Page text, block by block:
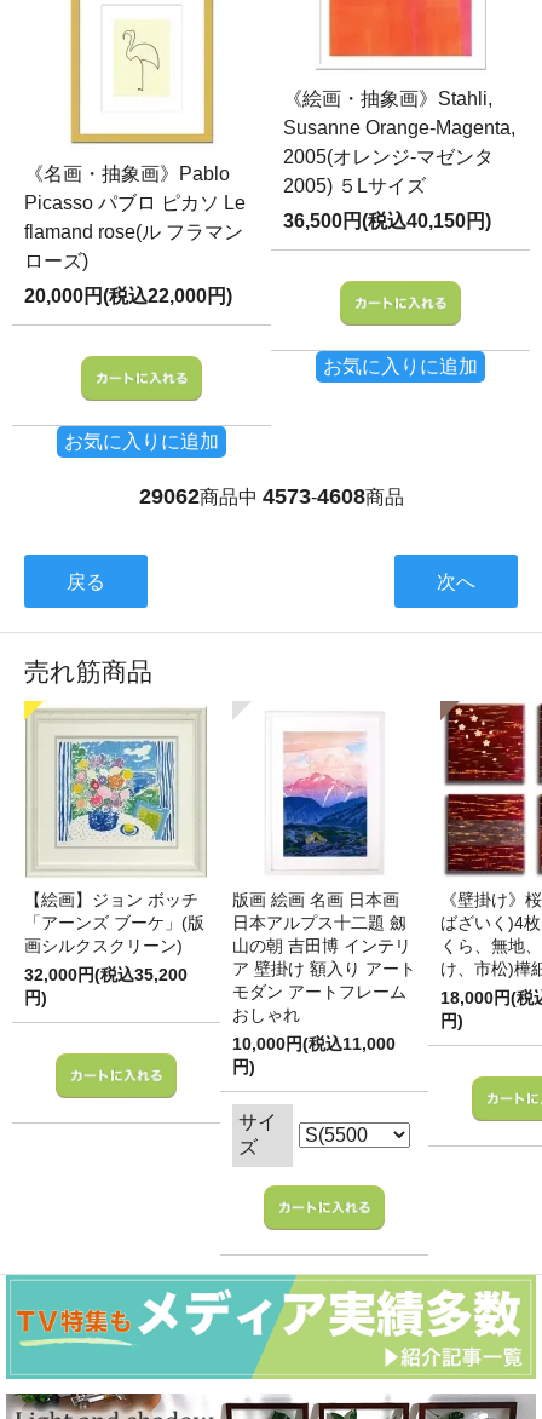
《名画・抽象画》Pablo
Picasso パブロ ピカソ Le
flamand rose(ル フラマン
ローズ)
20,000円(税込22,000円)
お気に入りに追加
《絵画・抽象画》Stahli,
Susanne Orange-Magenta,
2005(オレンジ-マゼンタ
2005) ５Lサイズ
36,500円(税込40,150円)
お気に入りに追加
29062商品中 4573-4608商品
戻る 次へ
売れ筋商品
【絵画】ジョン ボッチ
「アーンズ ブーケ」(版
画シルクスクリーン)
32,000円(税込35,200
円)
版画 絵画 名画 日本画
日本アルプス十二題 劔
山の朝 吉田博 インテリ
ア 壁掛け 額入り アート
モダン アートフレーム
おしゃれ
10,000円(税込11,000
円)
サイ
ズ
《壁掛け》
ばざいく)4
くら、無地
け、市松)樺
18,000円(税
円)